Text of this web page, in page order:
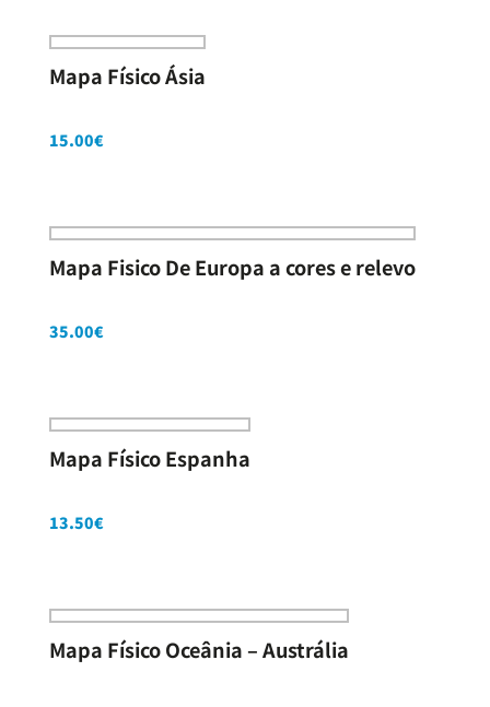
Mapa Físico Ásia
15.00€
Mapa Fisico De Europa a cores e relevo
35.00€
Mapa Físico Espanha
13.50€
Mapa Físico Oceânia – Austrália